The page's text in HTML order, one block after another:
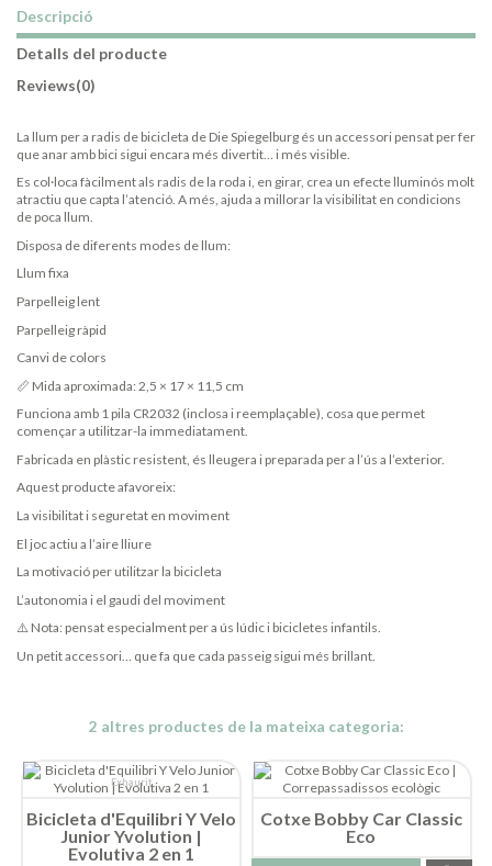
Descripció
Detalls del producte
Reviews(0)
La llum per a radis de bicicleta de Die Spiegelburg és un accessori pensat per fer
que anar amb bici sigui encara més divertit… i més visible.
Es col·loca fàcilment als radis de la roda i, en girar, crea un efecte lluminós molt
atractiu que capta l’atenció. A més, ajuda a millorar la visibilitat en condicions
de poca llum.
Disposa de diferents modes de llum:
Llum fixa
Parpelleig lent
Parpelleig ràpid
Canvi de colors
📏 Mida aproximada: 2,5 × 17 × 11,5 cm
Funciona amb 1 pila CR2032 (inclosa i reemplaçable), cosa que permet
començar a utilitzar-la immediatament.
Fabricada en plàstic resistent, és lleugera i preparada per a l’ús a l’exterior.
Aquest producte afavoreix:
La visibilitat i seguretat en moviment
El joc actiu a l’aire lliure
La motivació per utilitzar la bicicleta
L’autonomia i el gaudi del moviment
⚠️ Nota: pensat especialment per a ús lúdic i bicicletes infantils.
Un petit accessori… que fa que cada passeig sigui més brillant.
2 altres productes de la mateixa categoria:
Exhaurit
Bicicleta d'Equilibri Y Velo
Junior Yvolution |
Evolutiva 2 en 1
Cotxe Bobby Car Classic
Eco